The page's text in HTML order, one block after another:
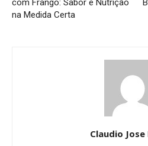
na Medida Certa
Claudio Jose